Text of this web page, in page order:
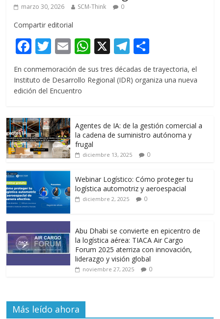
marzo 30, 2026 SCM-Think 0
Compartir editorial
F
e
b
o
k
T
itt
er
E
m
ai
l
W
at
p
p
X T
el
e
m
o
m
ti
r
En conmemoración de sus tres décadas de trayectoria, el
Instituto de Desarrollo Regional (IDR) organiza una nueva
edición del Encuentro
Agentes de IA: de la gestión comercial a
la cadena de suministro autónoma y
frugal
diciembre 13, 2025 0
Webinar Logístico: Cómo proteger tu
logística automotriz y aeroespacial
diciembre 2, 2025 0
Abu Dhabi se convierte en epicentro de
la logística aérea: TIACA Air Cargo
Forum 2025 aterriza con innovación,
liderazgo y visión global
noviembre 27, 2025 0
Más leído ahora